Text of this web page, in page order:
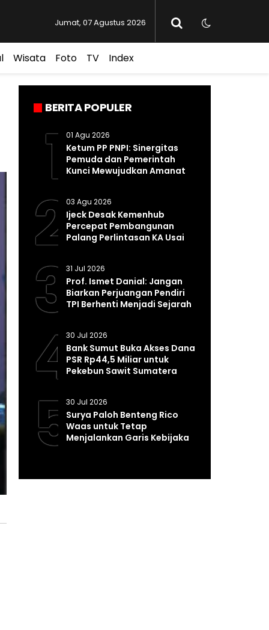
Jumat, 07 Agustus 2026
Wisata Foto TV Index
BERITA POPULER
101 Agu 2026
Ketum PP PNPI: Sinergitas
Pemuda dan Pemerintah
Kunci Mewujudkan Amanat
203 Agu 2026
Ijeck Desak Kemenhub
Percepat Pembangunan
Palang Perlintasan KA Usai
331 Jul 2026
Prof. Ismet Danial: Jangan
Biarkan Perjuangan Pendiri
TPI Berhenti Menjadi Sejarah
430 Jul 2026
Bank Sumut Buka Akses Dana
PSR Rp44,5 Miliar untuk
Pekebun Sawit Sumatera
530 Jul 2026
Surya Paloh Benteng Rico
Waas untuk Tetap
Menjalankan Garis Kebijakan